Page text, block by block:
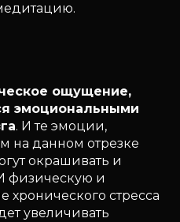
ощущение,
эмоциональными
. И те эмоции,
на данном отрезке
окрашивать и
физическую и
хронического стресса
увеличивать